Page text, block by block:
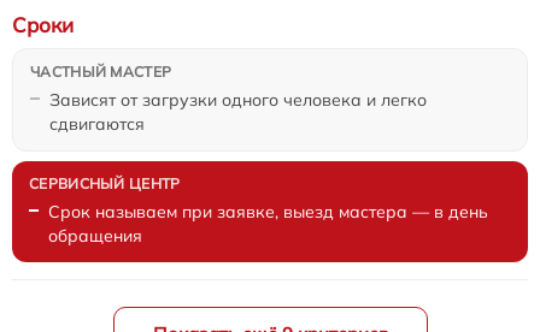
Зависят от загрузки одного человека и легко
сдвигаются
Сроки
Срок называем при заявке, выезд мастера — в день
обращения